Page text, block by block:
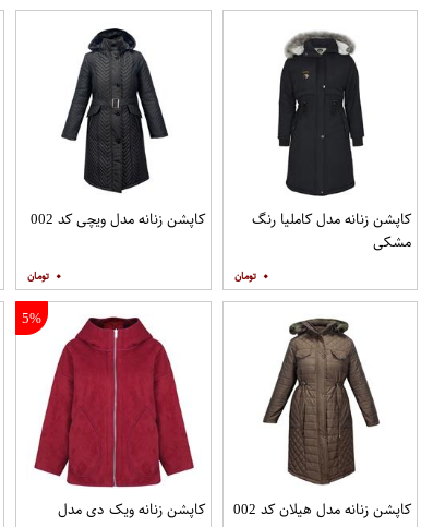
کاپشن زنانه مدل کاملیا رنگ
مشکی
۰
کاپشن زنانه مدل ویچی کد 002
۰
کاپشن زنانه مدل هیلان کد 002
5%
کاپشن زنانه ویک دی مدل